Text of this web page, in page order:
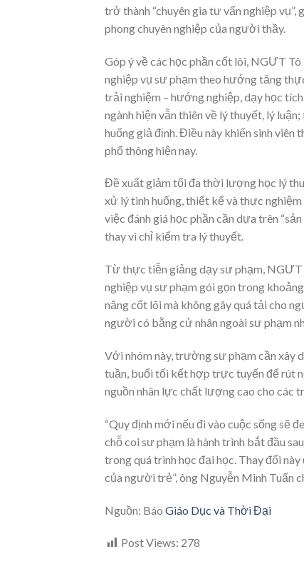
trở thành “chuyên gia tư vấn nghiệp vụ”,
phong chuyên nghiệp của người thầy.
Góp ý về các học phần cốt lõi, NGƯT
nghiệp vụ sư phạm theo hướng tăng
trải nghiệm – hướng nghiệp, dạy học
ngành hiện vẫn thiên về lý thuyết, lý
huống giả định. Điều này khiến sinh
phổ thông hiện nay.
Đề xuất giảm tối đa thời lượng học lý
xử lý tình huống, thiết kế và thực
việc đánh giá học phần cần dựa trên
thay vì chỉ kiểm tra lý thuyết.
Từ thực tiễn giảng dạy sư phạm,
nghiệp vụ sư phạm gói gọn trong
năng cốt lõi mà không gây quá tải cho
người có bằng cử nhân ngoài sư phạm
Với nhóm này, trường sư phạm cần xây
tuần, buổi tối kết hợp trực tuyến để rút
nguồn nhân lực chất lượng cao cho các
“Quy định mới nếu đi vào cuộc sống sẽ
chỗ coi sư phạm là hành trình bắt đầu
trong quá trình học đại học. Thay đổi
của người trẻ”, ông Nguyễn Minh Tuấn
Nguồn: Báo Giáo Dục và Thời Đại
Post Views: 278